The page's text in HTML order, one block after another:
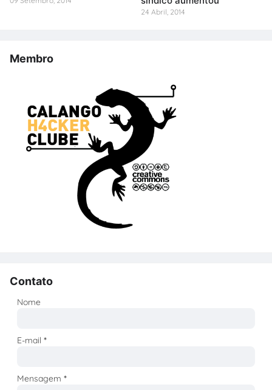
24 Abril, 2014
Membro
Contato
Nome
E-mail*
Mensagem*